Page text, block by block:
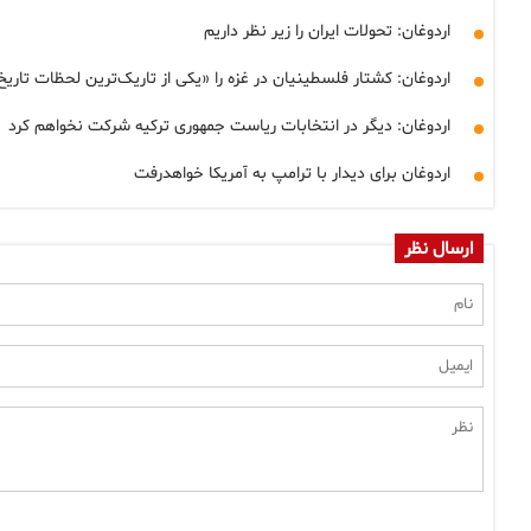
اردوغان: تحولات ایران را زیر نظر داریم
اردوغان: کشتار فلسطینیان در غزه را «یکی از تاریک‌ترین لحظات
اردوغان: دیگر در انتخابات ریاست جمهوری ترکیه شرکت نخواهم کرد
اردوغان برای دیدار با ترامپ به آمریکا خواهدرفت
ارسال نظر